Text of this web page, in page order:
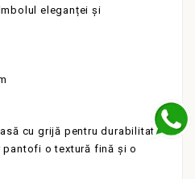
eleganței și
cu grijă pentru durabilitate
o textură fină și o